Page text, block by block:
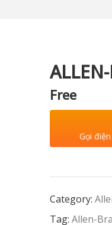
Free
Gọi
Category:
Tag: Allen-